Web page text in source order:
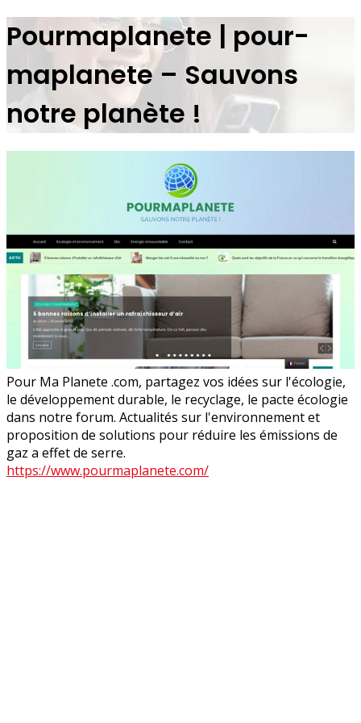
Pour­map­lane­te | pour­
map­lane­te – Sauvons
notre planète !
Pour Ma Planete .com, partagez vos idées sur l'écologie,
le développement durable, le recyclage, le pacte écologie
dans notre forum. Actualités sur l'environnement et
proposition de solutions pour réduire les émissions de
gaz a effet de serre.
https://www.pourmaplanete.com/